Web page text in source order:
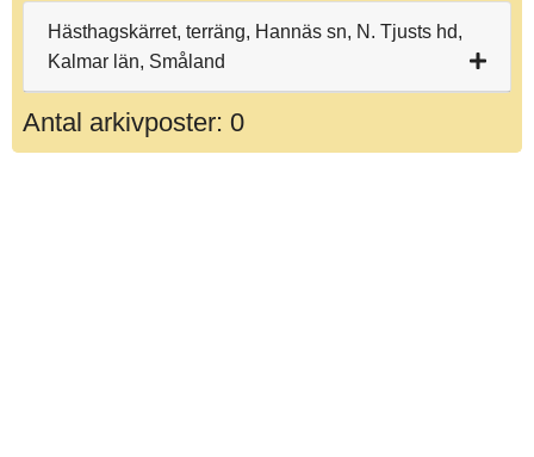
Hästhagskärret, terräng, Hannäs sn, N. Tjusts hd,
Kalmar län, Småland
Antal arkivposter: 0